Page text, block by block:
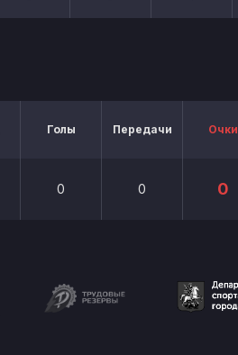
Голы Передачи Очки
0 0 0